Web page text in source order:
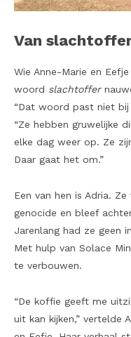
Van
Wie Anne-Marie en
woord slachtoffer
“Dat woord past niet bij
“Ze hebben gruwelijke
elke dag weer op. Ze
Daar gaat het om.”
Een van hen is Adria.
genocide en bleef
Jarenlang had ze geen
Met hulp van Solace
te verbouwen.
“De koffie geeft me
uit kan kijken,” vertelde